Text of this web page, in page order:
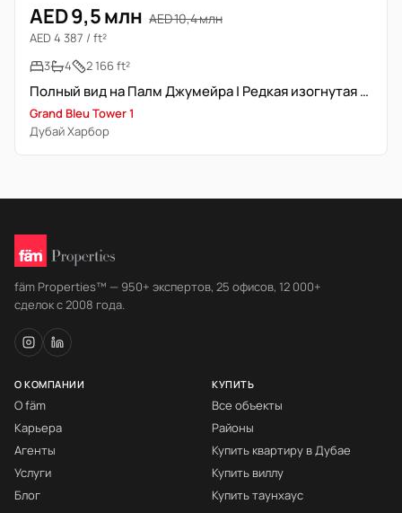
AED 9,5 млн AED 10,4 млн
AED 4 387 / ft²
3
4 2 166 ft²
Полный вид на Палм Джумейра | Редкая изогнутая терраса | Люкс
Grand Bleu Tower 1
Дубай Харбор
fäm Properties™ — 950+ экспертов, 25 офисов, 12 000+
сделок с 2008 года.
О КОМПАНИИ
О fäm
Карьера
Агенты
Услуги
Блог
КУПИТЬ
Все объекты
Районы
Купить квартиру в Дубае
Купить виллу
Купить таунхаус